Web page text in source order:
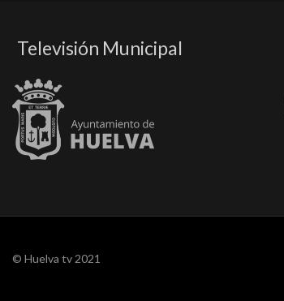
Televisión Municipal
© Huelva tv 2021